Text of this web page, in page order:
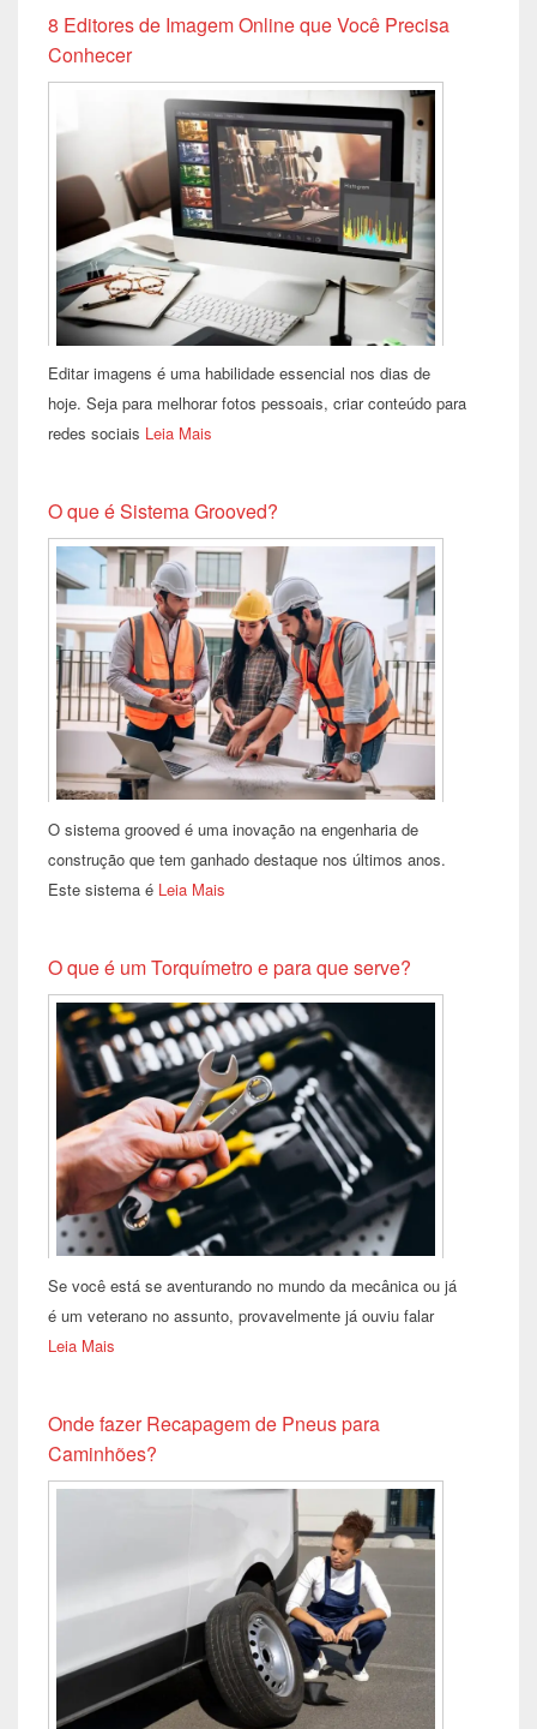
8 Editores de Imagem Online que Você Precisa
Conhecer
Editar imagens é uma habilidade essencial nos dias de
hoje. Seja para melhorar fotos pessoais, criar conteúdo para
redes sociais Leia Mais
O que é Sistema Grooved?
O sistema grooved é uma inovação na engenharia de
construção que tem ganhado destaque nos últimos anos.
Este sistema é Leia Mais
O que é um Torquímetro e para que serve?
Se você está se aventurando no mundo da mecânica ou já
é um veterano no assunto, provavelmente já ouviu falar
Leia Mais
Onde fazer Recapagem de Pneus para
Caminhões?